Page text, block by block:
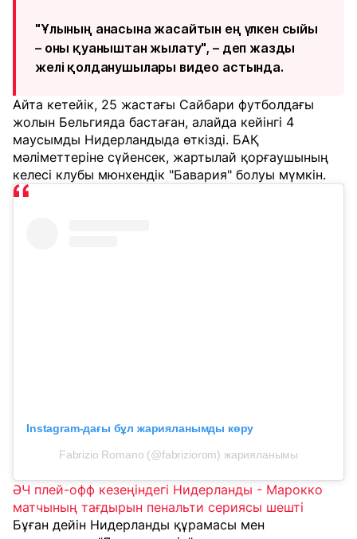
"Ұлының анасына жасайтын ең үлкен сыйы
– оны қуаныштан жылату", – деп жазды
желі қолданушылары видео астында.
Айта кетейік, 25 жастағы Сайбари футболдағы
жолын Бельгияда бастаған, алайда кейінгі 4
маусымды Нидерландыда өткізді. БАҚ
мәліметтеріне сүйенсек, жартылай қорғаушының
келесі клубы мюнхендік "Бавария" болуы мүмкін.
Instagram-дағы бұл жарияланымды көру
Fabrizio Romano (@fabriziorom) жарияланымы
ӘЧ плей-офф кезеңіндегі Нидерланды - Марокко
матчының тағдырын пенальти сериясы шешті
Бұған дейін Нидерланды құрамасы мен